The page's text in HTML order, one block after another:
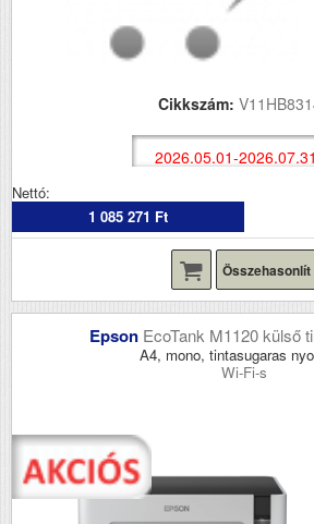
Cikkszám:
2026.05.01-
Nettó:
1 085 271 Ft
Összehasonlít
Epson EcoTank M1120 külső
A4, mono, tintasugaras
Wi-Fi-s